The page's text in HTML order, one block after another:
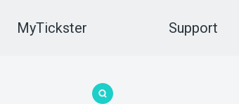
MyTickster Support